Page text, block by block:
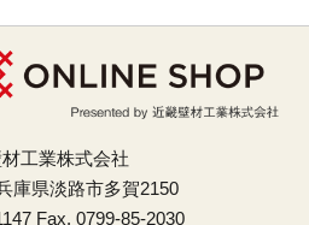
工業株式会社
庫県淡路市多賀2150
Fax. 0799-85-2030